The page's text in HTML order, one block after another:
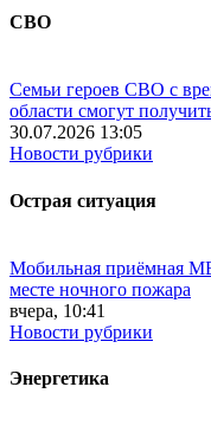
СВО
Семьи героев СВО с
области смогут
30.07.2026 13:05
Новости рубрики
Острая ситуация
Мобильная приёмная
месте ночного пожара
вчера, 10:41
Новости рубрики
Энергетика